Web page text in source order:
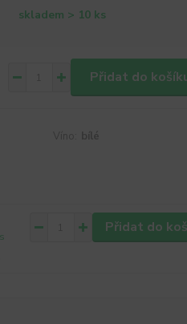
skladem > 10 ks
Přidat do
Přidat do